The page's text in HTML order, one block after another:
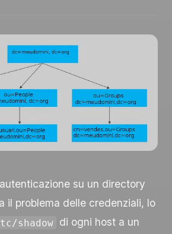
su un directory
il problema delle credenziali, lo
shadow
di ogni host a un